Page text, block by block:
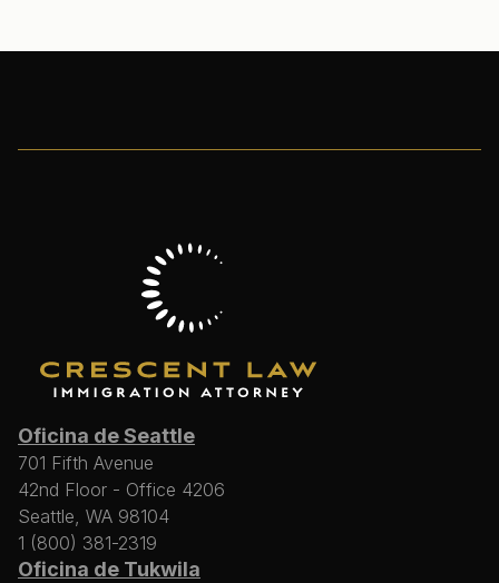
Oficina de Seattle
701 Fifth Avenue
42nd Floor - Office 4206
Seattle, WA 98104
1 (800) 381-2319
Oficina de Tukwila